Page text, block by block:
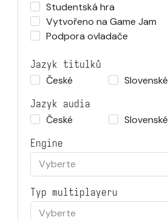
Studentská hra
Vytvořeno na Game Jam
Podpora ovladače
Jazyk titulků
České
Slovenské
Jazyk audia
České
Slovenské
Engine
Vyberte
Typ multiplayeru
Vyberte